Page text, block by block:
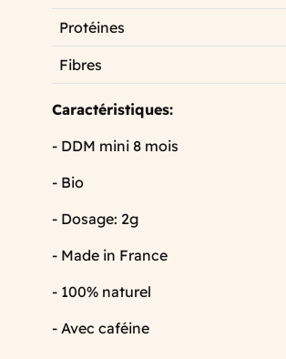
Protéines
Fibres
Caractéristiques:
- DDM mini 8 mois
- Bio
- Dosage: 2g
- Made in France
- 100% naturel
- Avec caféine